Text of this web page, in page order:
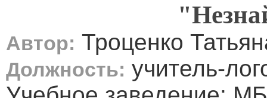
Автор: Троценко
Должность: учитель-